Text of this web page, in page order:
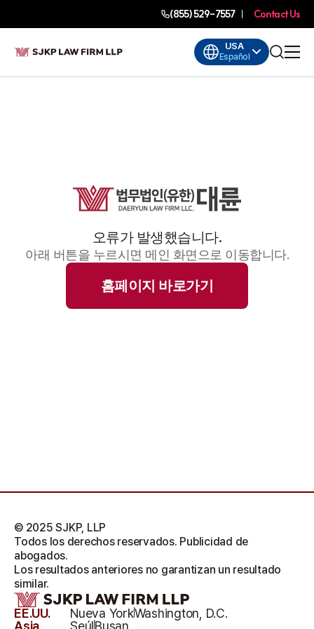
(855) 529-7557 Contact Us
USA
Español
오류가 발생했습니다.
아래 버튼을 누르시면 메인 화면으로 이동합니다.
홈페이지 바로가기
EE.UU. Nueva YorkWashington, D.C.
© 2025 SJKP, LLP
Todos los derechos reservados. Publicidad de
abogados.
Los resultados anteriores no garantizan un resultado
similar.